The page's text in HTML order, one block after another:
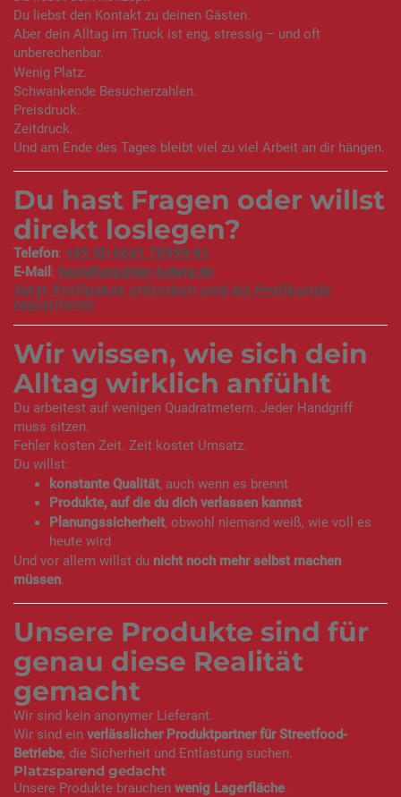
Du liebst den Kontakt zu deinen Gästen.
Aber dein Alltag im Truck ist eng, stressig – und oft
unberechenbar.
Wenig Platz.
Schwankende Besucherzahlen.
Preisdruck.
Zeitdruck.
Und am Ende des Tages bleibt viel zu viel Arbeit an dir hängen.
Du hast Fragen oder willst
direkt loslegen?
Telefon: +49 (0) 6661 70999-81
E-Mail : bestellung@der-ludwig.de
Jetzt Profipaket anfordern und als Profikunde
registrieren
Wir wissen, wie sich dein
Alltag wirklich anfühlt
Du arbeitest auf wenigen Quadratmetern. Jeder Handgriff
muss sitzen.
Fehler kosten Zeit. Zeit kostet Umsatz.
Du willst:
konstante Qualität, auch wenn es brennt
Produkte, auf die du dich verlassen kannst
Planungssicherheit, obwohl niemand weiß, wie voll es
heute wird
Und vor allem willst du nicht noch mehr selbst machen
müssen.
Unsere Produkte sind für
genau diese Realität
gemacht
Wir sind kein anonymer Lieferant.
Wir sind ein verlässlicher Produktpartner für Streetfood-
Betriebe, die Sicherheit und Entlastung suchen.
Platzsparend gedacht
Unsere Produkte brauchen wenig Lagerfläche.